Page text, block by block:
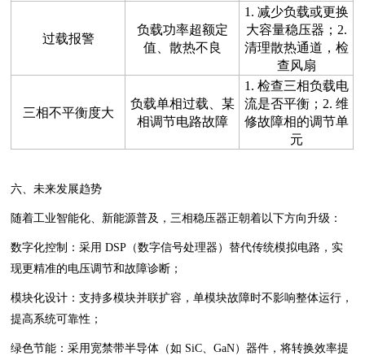
过载报警
负载功率超额定
值、散热不良
1. 减少负载或更换
大容量稳压器；2.
清理散热通道，检
查风扇
三相不平衡度大
负载单相过载、某
相调节电路故障
1. 检查三相负载电
流是否平衡；2. 维
修故障相的调节单
元
六、未来发展趋势
随着工业智能化、新能源普及，三相稳压器正朝着以下方向升级：
数字化控制：采用 DSP（数字信号处理器）替代传统模拟电路，实
现更精准的电压调节和故障诊断；
模块化设计：支持多模块并联扩容，单模块故障时不影响整体运行，
提高系统可靠性；
绿色节能：采用宽禁带半导体（如 SiC、GaN）器件，将转换效率提